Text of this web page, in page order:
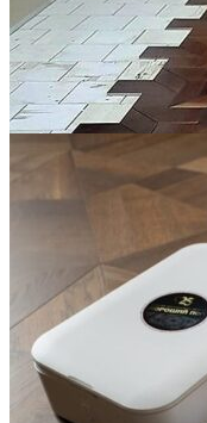
Укладка модульного
фанеру
3 600 ₽